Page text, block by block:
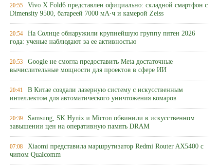
20:55 Vivo X Fold6 представлен официально: складной смартфон с
Dimensity 9500, батареей 7000 мА·ч и камерой Zeiss
20:54 На Солнце обнаружили крупнейшую группу пятен 2026
года: ученые наблюдают за ее активностью
20:53 Google не смогла предоставить Meta достаточные
вычислительные мощности для проектов в сфере ИИ
20:41 В Китае создали лазерную систему с искусственным
интеллектом для автоматического уничтожения комаров
20:39 Samsung, SK Hynix и Micron обвинили в искусственном
завышении цен на оперативную память DRAM
07:08 Xiaomi представила маршрутизатор Redmi Router AX5400 с
чипом Qualcomm